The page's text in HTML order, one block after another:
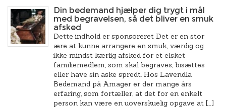
Din bedemand hjælper dig trygt i mål
med begravelsen, så det bliver en smuk
afsked
Dette indhold er sponsoreret Det er en stor
ære at kunne arrangere en smuk, værdig og
ikke mindst kærlig afsked for et elsket
familiemedlem, som skal begraves, bisættes
eller have sin aske spredt. Hos Lavendla
Bedemand på Amager er der mange års
erfaring, som fortæller, at det for en enkelt
person kan være en uoverskuelig opgave at […]